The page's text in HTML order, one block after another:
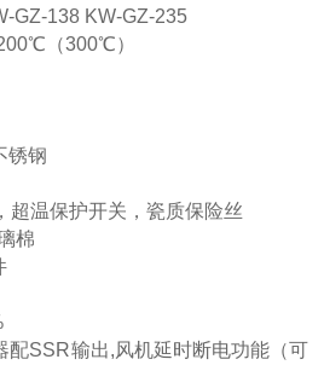
138 KW-GZ-235
（300℃）
锈钢
温保护开关，瓷质保险丝
棉
SSR输出,风机延时断电功能（可